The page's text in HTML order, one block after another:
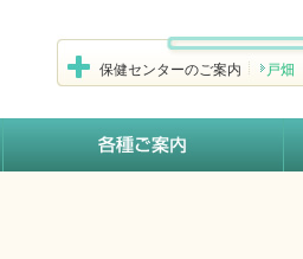
保健センターのご案内 戸畑